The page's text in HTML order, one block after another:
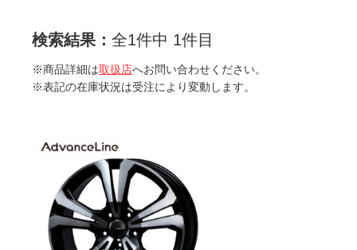
検索結果： 全1件中 1件目
※商品詳細は取扱店へお問い合わせください。
※表記の在庫状況は受注により変動します。